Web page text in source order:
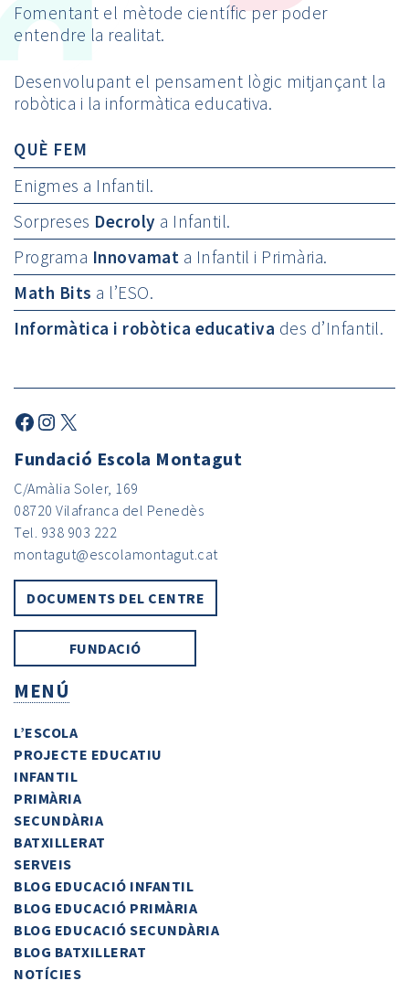
Fomentant el mètode científic per poder
entendre la realitat.
Desenvolupant el pensament lògic mitjançant la
robòtica i la informàtica educativa.
QUÈ FEM
Enigmes a Infantil.
Sorpreses Decroly a Infantil.
Programa Innovamat a Infantil i Primària.
Math Bits a l’ESO.
Informàtica i robòtica educativa des d’Infantil.
Facebook
Instagram
X
Fundació Escola Montagut
C/Amàlia Soler, 169
08720 Vilafranca del Penedès
Tel. 938 903 222
montagut@escolamontagut.cat
DOCUMENTS DEL CENTRE
FUNDACIÓ
MENÚ
L’ESCOLA
PROJECTE EDUCATIU
INFANTIL
PRIMÀRIA
SECUNDÀRIA
BATXILLERAT
SERVEIS
BLOG EDUCACIÓ INFANTIL
BLOG EDUCACIÓ PRIMÀRIA
BLOG EDUCACIÓ SECUNDÀRIA
BLOG BATXILLERAT
NOTÍCIES